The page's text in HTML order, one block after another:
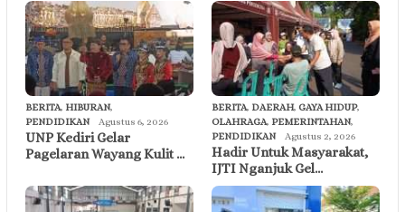
BERITA, HIBURAN,
PENDIDIKAN
Agustus 6, 2026
UNP Kediri Gelar
Pagelaran Wayang Kulit …
BERITA, DAERAH, GAYA HIDUP,
OLAHRAGA, PEMERINTAHAN,
PENDIDIKAN
Agustus 2, 2026
Hadir Untuk Masyarakat,
IJTI Nganjuk Gel…